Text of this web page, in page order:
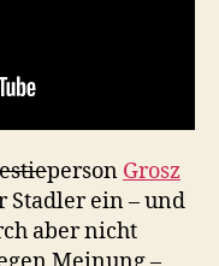
person Grosz
Stadler ein – und
aber nicht